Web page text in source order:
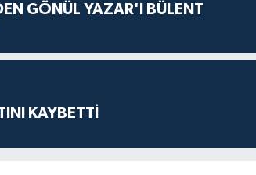
GÖNÜL YAZAR'I BÜLENT
KAYBETTİ